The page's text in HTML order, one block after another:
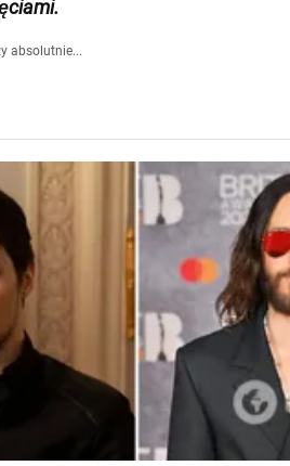
.
absolutnie...